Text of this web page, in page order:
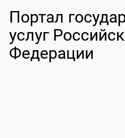
Портал
услуг
Федерации